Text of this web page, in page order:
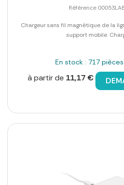
Référence
Chargeur sans fil magnétique de la
support mobile.
En stock : 717
à partir de 11,17 €